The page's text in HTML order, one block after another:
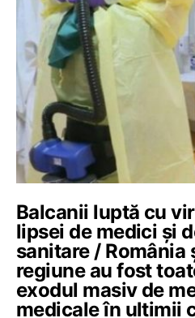
Balcanii luptă cu
lipsei de medici şi
sanitare / România
regiune au fost
exodul masiv de
medicale în ultimii